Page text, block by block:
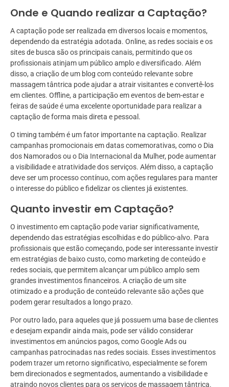
Onde e Quando realizar a Captação?
A captação pode ser realizada em diversos locais e momentos,
dependendo da estratégia adotada. Online, as redes sociais e os
sites de busca são os principais canais, permitindo que os
profissionais atinjam um público amplo e diversificado. Além
disso, a criação de um blog com conteúdo relevante sobre
massagem tântrica pode ajudar a atrair visitantes e convertê-los
em clientes. Offline, a participação em eventos de bem-estar e
feiras de saúde é uma excelente oportunidade para realizar a
captação de forma mais direta e pessoal.
O timing também é um fator importante na captação. Realizar
campanhas promocionais em datas comemorativas, como o Dia
dos Namorados ou o Dia Internacional da Mulher, pode aumentar
a visibilidade e atratividade dos serviços. Além disso, a captação
deve ser um processo contínuo, com ações regulares para manter
o interesse do público e fidelizar os clientes já existentes.
Quanto investir em Captação?
O investimento em captação pode variar significativamente,
dependendo das estratégias escolhidas e do público-alvo. Para
profissionais que estão começando, pode ser interessante investir
em estratégias de baixo custo, como marketing de conteúdo e
redes sociais, que permitem alcançar um público amplo sem
grandes investimentos financeiros. A criação de um site
otimizado e a produção de conteúdo relevante são ações que
podem gerar resultados a longo prazo.
Por outro lado, para aqueles que já possuem uma base de clientes
e desejam expandir ainda mais, pode ser válido considerar
investimentos em anúncios pagos, como Google Ads ou
campanhas patrocinadas nas redes sociais. Esses investimentos
podem trazer um retorno significativo, especialmente se forem
bem direcionados e segmentados, aumentando a visibilidade e
atraindo novos clientes para os serviços de massagem tântrica.